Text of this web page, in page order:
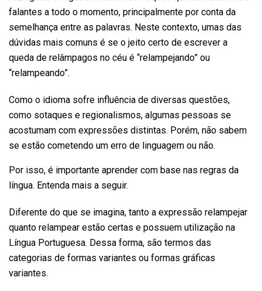
falantes a todo o momento, principalmente por conta da
semelhança entre as palavras. Neste contexto, umas das
dúvidas mais comuns é se o jeito certo de escrever a
queda de relâmpagos no céu é “relampejando” ou
“relampeando”.
Como o idioma sofre influência de diversas questões,
como sotaques e regionalismos, algumas pessoas se
acostumam com expressões distintas. Porém, não sabem
se estão cometendo um erro de linguagem ou não.
Por isso, é importante aprender com base nas regras da
língua. Entenda mais a seguir.
Diferente do que se imagina, tanto a expressão relampejar
quanto relampear estão certas e possuem utilização na
Língua Portuguesa. Dessa forma, são termos das
categorias de formas variantes ou formas gráficas
variantes.